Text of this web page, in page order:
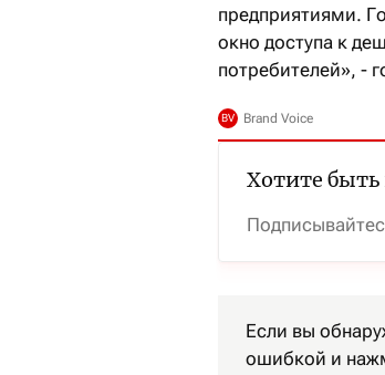
предприятиями.
окно доступа к
потребителей», -
Хотите быть
Если вы
ошибкой и